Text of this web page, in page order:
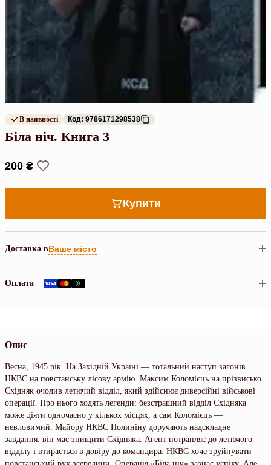
В наявності Код: 9786171298538
Біла ніч. Книга 3
200 ₴
Купити
Доставка вВаше місто
Оплата
Опис
Весна, 1945 рік. На Західній Україні — тотальний наступ загонів
НКВС на повстанську лісову армію. Максим Коломієць на прізвисько
Східняк очолив летючий відділ, який здійснює диверсійні військові
операції. Про нього ходять легенди: безстрашний відділ Східняка
може діяти одночасно у кількох місцях, а сам Коломієць —
невловимий. Майору НКВС Полиніну доручають надскладне
завдання: він має знищити Східняка. Агент потрапляє до летючого
відділу і втирається в довіру до командира: НКВС хоче зруйнувати